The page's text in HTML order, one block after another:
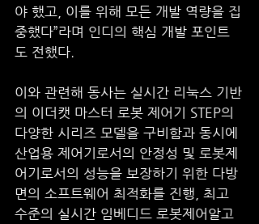
야 했고, 이를 위해 모든 개발 역량을 집
중했다”라며 인디의 핵심 개발 포인트
도 전했다.
이와 관련해 동사는 실시간 리눅스 기반
의 이더캣 마스터 로봇 제어기 STEP의
다양한 시리즈 모델을 구비함과 동시에
산업용 제어기로서의 안정성 및 로봇제
어기로서의 성능을 보장하기 위한 다방
면의 소프트웨어 최적화를 진행, 최고
수준의 실시간 임베디드 로봇제어알고